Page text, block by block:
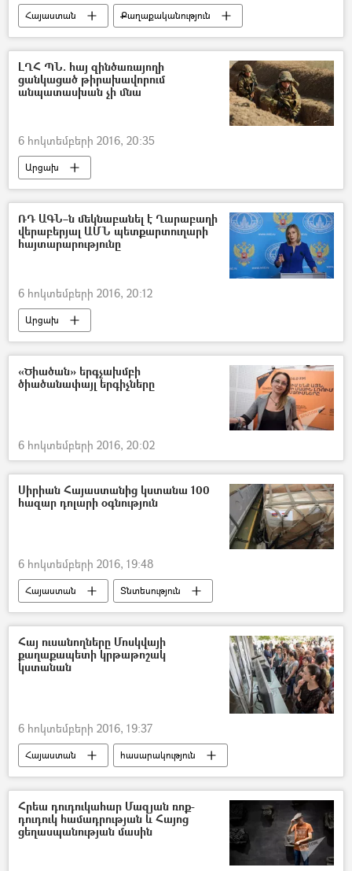
Հայաստան Քաղաքականություն
ԼՂՀ ՊՆ. հայ զինծառայողի
ցանկացած թիրախավորում
անպատասխան չի մնա
6 հոկտեմբերի 2016, 20:35
Արցախ
ՌԴ ԱԳՆ–ն մեկնաբանել է Ղարաբաղի
վերաբերյալ ԱՄՆ պետքարտուղարի
հայտարարությունը
6 հոկտեմբերի 2016, 20:12
Արցախ
«Ծիածան» երգչախմբի
ծիածանափայլ երգիչները
6 հոկտեմբերի 2016, 20:02
Սիրիան Հայաստանից կստանա 100
հազար դոլարի օգնություն
6 հոկտեմբերի 2016, 19:48
Հայաստան Տնտեսություն
Հայ ուսանողները Մոսկվայի
քաղաքապետի կրթաթոշակ
կստանան
6 հոկտեմբերի 2016, 19:37
Հայաստան հասարակություն
Հրեա դուդուկահար Մազյան ռոք-
դուդուկ համադրության և Հայոց
ցեղասպանության մասին